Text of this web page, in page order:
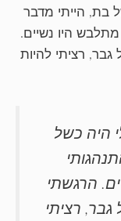
בת, הייתי מדבר
מתלבש היו נשיים.
רציתי להיות
היה כשל
הרגשתי
גבר, רציתי